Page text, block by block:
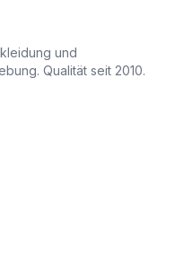
und
Qualität seit 2010.